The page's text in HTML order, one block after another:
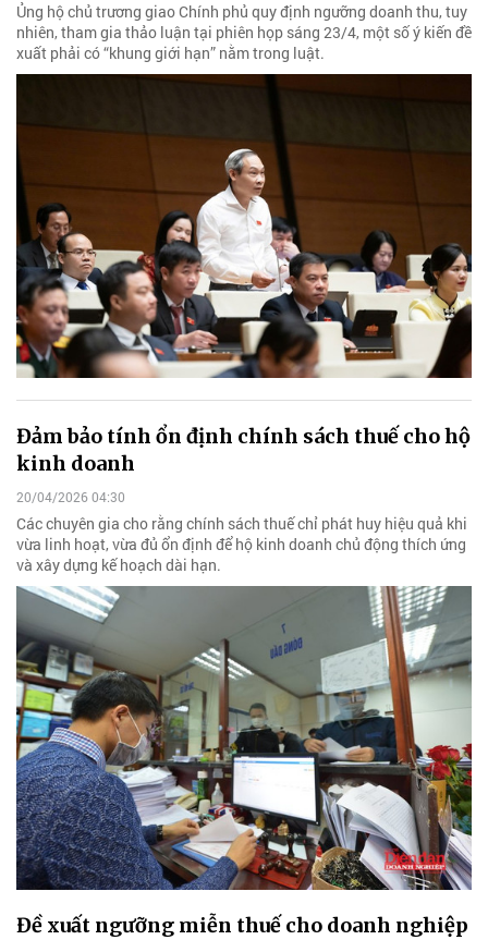
Ủng hộ chủ trương giao Chính phủ quy định ngưỡng doanh thu, tuy
nhiên, tham gia thảo luận tại phiên họp sáng 23/4, một số ý kiến đề
xuất phải có “khung giới hạn” nằm trong luật.
Đảm bảo tính ổn định chính sách thuế cho hộ
kinh doanh
20/04/2026 04:30
Các chuyên gia cho rằng chính sách thuế chỉ phát huy hiệu quả khi
vừa linh hoạt, vừa đủ ổn định để hộ kinh doanh chủ động thích ứng
và xây dựng kế hoạch dài hạn.
Đề xuất ngưỡng miễn thuế cho doanh nghiệp